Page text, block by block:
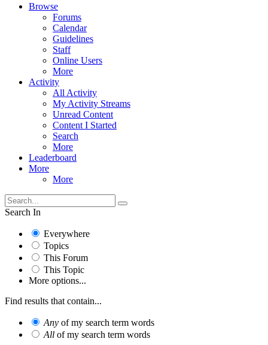
Browse
Forums
Calendar
Guidelines
Staff
Online Users
More
Activity
All Activity
My Activity Streams
Unread Content
Content I Started
Search
More
Leaderboard
More
More
Search In
Everywhere
Topics
This Forum
This Topic
More options...
Find results that contain...
Any of my search term words
All of my search term words